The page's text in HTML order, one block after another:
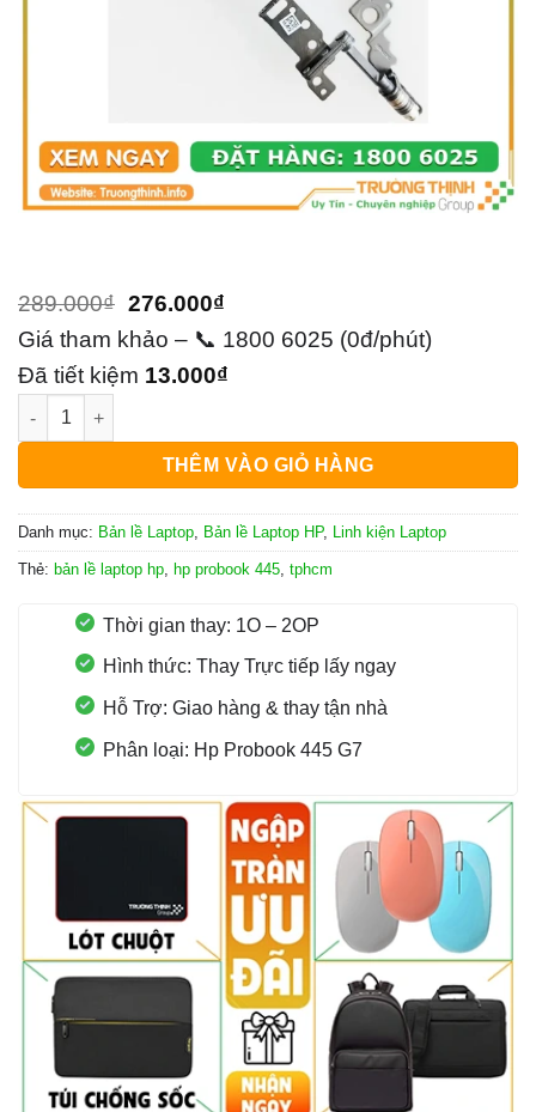
289.000₫ Giá
gốc
là:
276.000₫Giá
hiện
tại
276.000₫.
Giá tham khảo – 📞 1800 6025 (0đ/phút)
Đã tiết kiệm 13.000₫
Bản Lề Laptop Hp Probook 445 G7 số lượng
THÊM VÀO GIỎ HÀNG
Danh mục: Bản lề Laptop, Bản lề Laptop HP, Linh kiện Laptop
Thẻ: bản lề laptop hp, hp probook 445, tphcm
Thời gian thay: 1O – 2OP
Hình thức: Thay Trực tiếp lấy ngay
Hỗ Trợ: Giao hàng & thay tận nhà
Phân loại: Hp Probook 445 G7